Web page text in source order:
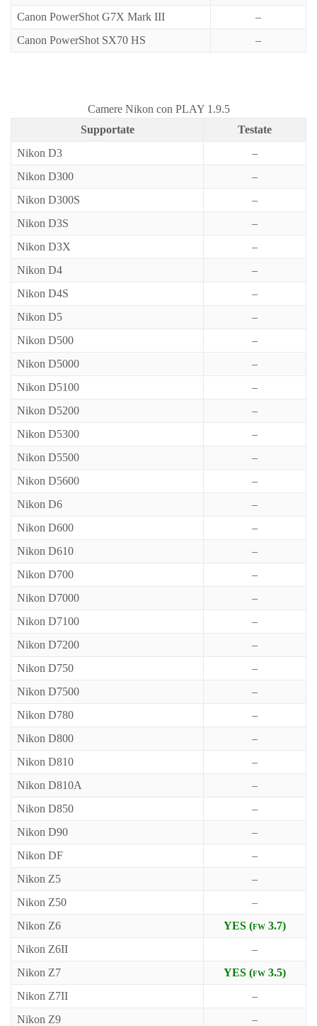
Canon PowerShot G7X Mark III
–
Canon PowerShot SX70 HS
–
Camere Nikon con PLAY 1.9.5
Supportate
Testate
Nikon D3
–
Nikon D300
–
Nikon D300S
–
Nikon D3S
–
Nikon D3X
–
Nikon D4
–
Nikon D4S
–
Nikon D5
–
Nikon D500
–
Nikon D5000
–
Nikon D5100
–
Nikon D5200
–
Nikon D5300
–
Nikon D5500
–
Nikon D5600
–
Nikon D6
–
Nikon D600
–
Nikon D610
–
Nikon D700
–
Nikon D7000
–
Nikon D7100
–
Nikon D7200
–
Nikon D750
–
Nikon D7500
–
Nikon D780
–
Nikon D800
–
Nikon D810
–
Nikon D810A
–
Nikon D850
–
Nikon D90
–
Nikon DF
–
Nikon Z5
–
Nikon Z50
–
Nikon Z6
YES (fw 3.7)
Nikon Z6II
–
Nikon Z7
YES (fw 3.5)
Nikon Z7II
–
Nikon Z9
–